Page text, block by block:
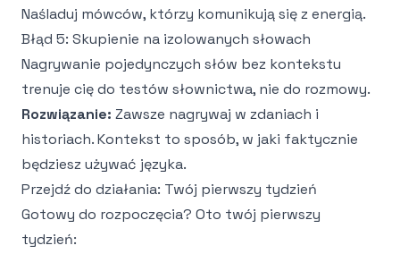
Naśladuj mówców, którzy komunikują się z energią.
Błąd 5: Skupienie na izolowanych słowach
Nagrywanie pojedynczych słów bez kontekstu
trenuje cię do testów słownictwa, nie do rozmowy.
Rozwiązanie: Zawsze nagrywaj w zdaniach i
historiach. Kontekst to sposób, w jaki faktycznie
będziesz używać języka.
Przejdź do działania: Twój pierwszy tydzień
Gotowy do rozpoczęcia? Oto twój pierwszy
tydzień: